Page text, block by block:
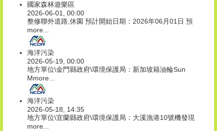
國家森林遊樂區
2026-06-01, 00:00
整修聯外道路,休園 預計開始日期：2026年06月01日 預
more...
海洋污染
2026-05-19, 00:00
地方單位\金門縣政府\環境保護局：新加坡籍油輪Sun
Mmore...
海洋污染
2026-05-18, 14:35
地方單位\宜蘭縣政府\環境保護局：大溪漁港10號機發現
more...